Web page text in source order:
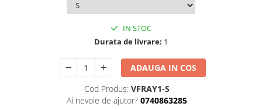
IN STOC
Durata de livrare: 1
ADAUGA IN COS
Cod Produs: VFRAY1-S
Ai nevoie de ajutor? 0740863285